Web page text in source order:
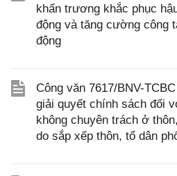
khẩn trương khắc phục
động và tăng cường công
động
Công văn 7617/BNV-
giải quyết chính sách đối
không chuyên trách ở
do sắp xếp thôn, tổ dân